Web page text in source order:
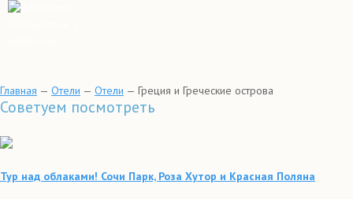
Главная — Отели — Отели — Греция и Греческие острова
Советуем посмотреть
Тур над облаками! Сочи Парк, Роза Хутор и Красная Поляна